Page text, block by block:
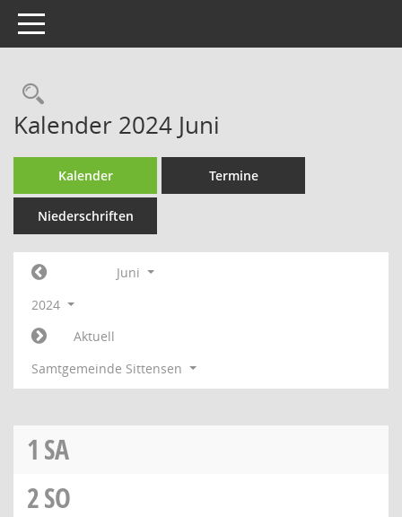
Toggle navigation
Rechercheauswahl
Kalender 2024 Juni
Kalender Termine
Niederschriften
Juni
2024
Aktuell
Samtgemeinde Sittensen
1 SA
2SO